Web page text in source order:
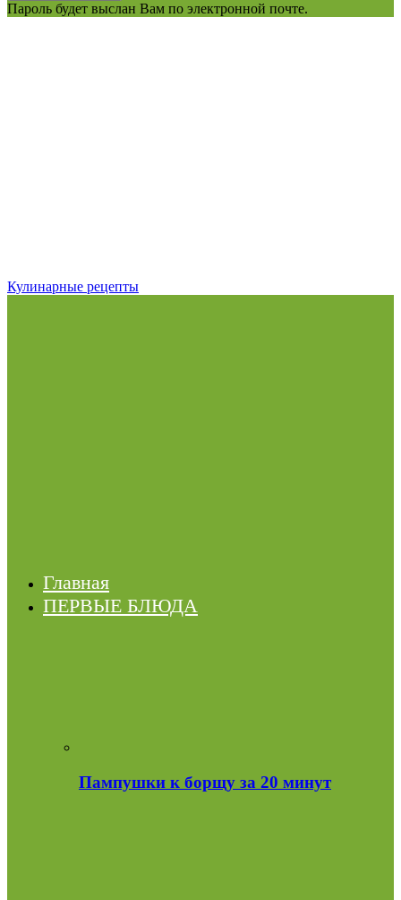
Пароль будет выслан Вам по электронной почте.
Кулинарные рецепты
Главная
ПЕРВЫЕ БЛЮДА
Пампушки к борщу за 20 минут